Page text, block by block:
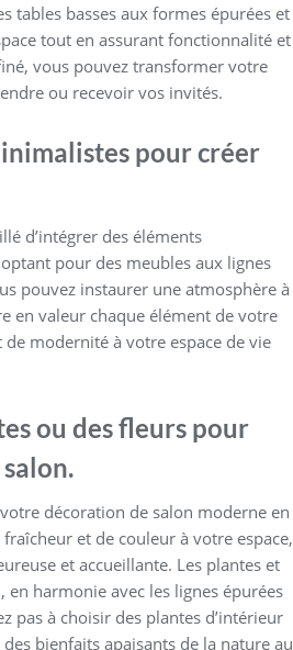
tables basses aux formes épurées et
tout en assurant fonctionnalité et
vous pouvez transformer votre
ou recevoir vos invités.
pour créer
d’intégrer des éléments
pour des meubles aux lignes
pouvez instaurer une atmosphère à
en valeur chaque élément de votre
modernité à votre espace de vie
ou des fleurs pour
décoration de salon moderne en
et de couleur à votre espace,
et accueillante. Les plantes et
harmonie avec les lignes épurées
pas à choisir des plantes d’intérieur
bienfaits apaisants de la nature au